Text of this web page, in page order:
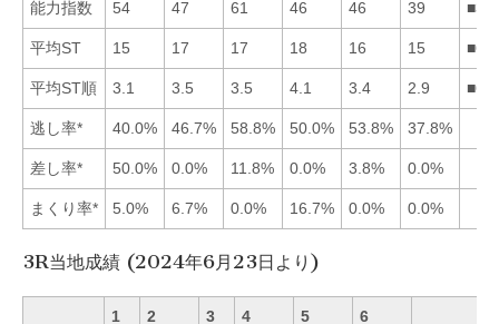
能力指数 54 47 61 46 46 39
平均ST 15 17 17 18 16 15
平均ST順 3.1 3.5 3.5 4.1 3.4 2.9
逃し率* 40.0% 46.7% 58.8% 50.0% 53.8% 37.8%
差し率* 50.0% 0.0% 11.8% 0.0% 3.8% 0.0%
まくり率* 5.0% 6.7% 0.0% 16.7% 0.0% 0.0%
3R当地成績 (2024年6月23日より)
1 2 3 4 5 6